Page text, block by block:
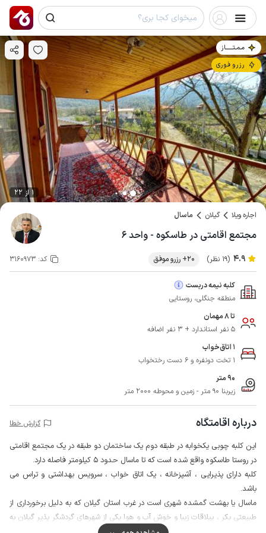
مـمـتــــــاز
رزرو فوری
1 از 22
اجاره ویلا گیلان ماسال
مجتمع اقامتی در طاسکوه - واحد ۶
4.9 (19 نظر) 20+ رزرو موفق کد: 3160973
کلبه نیمه دربست
منطقه جنگلی، روستایی
تا 8 مهمان
5 نفر استاندارد + 3 نفر اضافه
1 اتاق‌خواب
1 تخت دونفره و 6 دست رختخواب
90 متر
زیربنا 90 متر - زمین و محوطه 2000 متر
درباره اقامتگاه گزارش خطا
این کلبه چوبی یکخوابه در طبقه دوم یک ساختمان دو طبقه در یک مجتمع اقامتی
در روستا طاسکوه واقع شده است که تا ماسال حدود 5 کیلومتر فاصله دارد.
کلبه دارای پذیرایی ، آشپزخانه ، یک اتاق خواب ، سرویس بهداشتی و تراس می
باشد.
ماسال یا بهشت گمشده شهری است در غرب استان گیلان که به دلیل برخورداری از
طبیعتی بکر ، ییلاقات زیبا و خوش آب و هوا یکی از شهرهای گردشگر پذیر گیلان به